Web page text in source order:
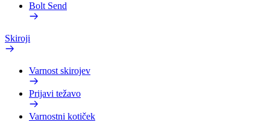
Bolt Send
Skiroji
Varnost skirojev
Prijavi težavo
Varnostni kotiček